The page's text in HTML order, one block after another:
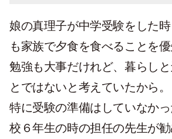
娘の真理子が中学受験をした
も家族で夕食を食べることを優
勉強も大事だけれど、暮らし
とではないと考えていたから。
特に受験の準備はしていなか
校６年生の時の担任の先生が